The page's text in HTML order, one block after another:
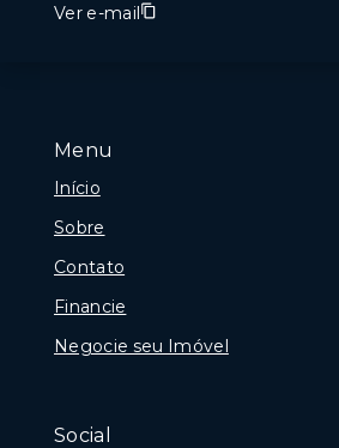
Menu
Início
Sobre
Contato
Financie
Negocie seu Imóvel
Social
Ver e-mail